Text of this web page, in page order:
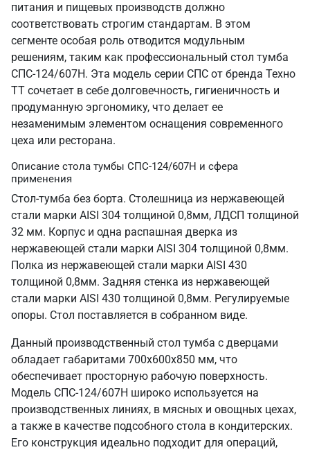
питания и пищевых производств должно
соответствовать строгим стандартам. В этом
сегменте особая роль отводится модульным
решениям, таким как профессиональный стол тумба
СПС-124/607Н. Эта модель серии СПС от бренда Техно
ТТ сочетает в себе долговечность, гигиеничность и
продуманную эргономику, что делает ее
незаменимым элементом оснащения современного
цеха или ресторана.
Описание стола тумбы СПС-124/607Н и сфера
применения
Стол-тумба без борта. Столешница из нержавеющей
стали марки AISI 304 толщиной 0,8мм, ЛДСП толщиной
32 мм. Корпус и одна распашная дверка из
нержавеющей стали марки AISI 304 толщиной 0,8мм.
Полка из нержавеющей стали марки AISI 430
толщиной 0,8мм. Задняя стенка из нержавеющей
стали марки AISI 430 толщиной 0,8мм. Регулируемые
опоры. Стол поставляется в собранном виде.
Данный производственный стол тумба с дверцами
обладает габаритами 700х600х850 мм, что
обеспечивает просторную рабочую поверхность.
Модель СПС-124/607Н широко используется на
производственных линиях, в мясных и овощных цехах,
а также в качестве подсобного стола в кондитерских.
Его конструкция идеально подходит для операций,